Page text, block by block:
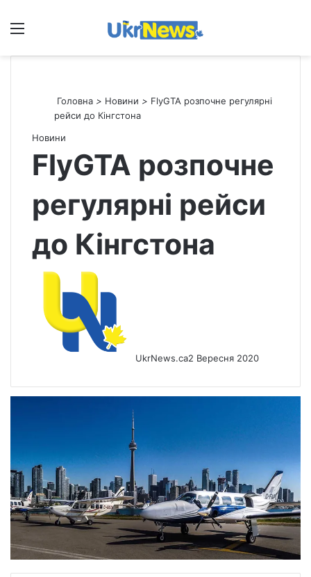
Меню
Головна > Новини > FlyGTA розпочне регулярні
рейси до Кінгстона
Новини
FlyGTA розпочне
регулярні рейси
до Кінгстона
UkrNews.ca2 Вересня 2020